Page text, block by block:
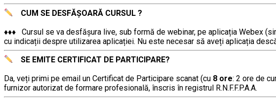
CUM SE DESFĂȘOARĂ CURSUL ?
♦♦♦ Cursul se va desfășura live, sub formă de webinar, pe aplicația Webex
cu indicații despre utilizarea aplicației. Nu este necesar să aveți aplicația
SE EMITE CERTIFICAT DE PARTICIPARE?
Da, veți primi pe email un Certificat de Participare scanat (cu 8 ore: 2 ore de
furnizor autorizat de formare profesională, înscris în registrul R.N.F.F.P.A.A.